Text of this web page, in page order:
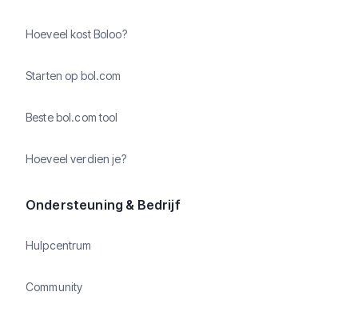
Hoeveel kost Boloo?
Starten op bol.com
Beste bol.com tool
Hoeveel verdien je?
Ondersteuning & Bedrijf
Hulpcentrum
Community